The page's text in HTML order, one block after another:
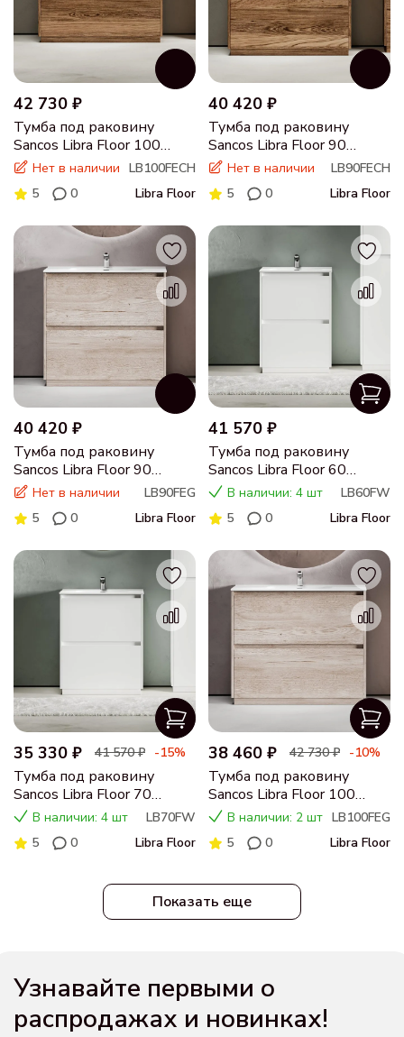
42 730 ₽
Тумба под раковину
Sancos Libra Floor 100
напольная дуб чарльстон,
Нет в наличии LB100FECH
5
0 Libra Floor
40 420 ₽
Тумба под раковину
Sancos Libra Floor 90
напольная дуб чарльстон,
Нет в наличии
LB90FECH
5
0 Libra Floor
40 420 ₽
Тумба под раковину
Sancos Libra Floor 90
напольная дуб галифакс
Нет в наличии
LB90FEG
5
0 Libra Floor
41 570 ₽
Тумба под раковину
Sancos Libra Floor 60
напольная белый глянец,
В наличии: 4 шт
LB60FW
5
0 Libra Floor
35 330 ₽ 41 570 ₽ -15%
Тумба под раковину
Sancos Libra Floor 70
напольная белый глянец,
В наличии: 4 шт
LB70FW
5
0 Libra Floor
38 460 ₽ 42 730 ₽ -10%
Тумба под раковину
Sancos Libra Floor 100
подвесная дуб галифакс
В наличии: 2 шт LB100FEG
5
0 Libra Floor
Показать еще
Узнавайте первыми о
распродажах и новинках!